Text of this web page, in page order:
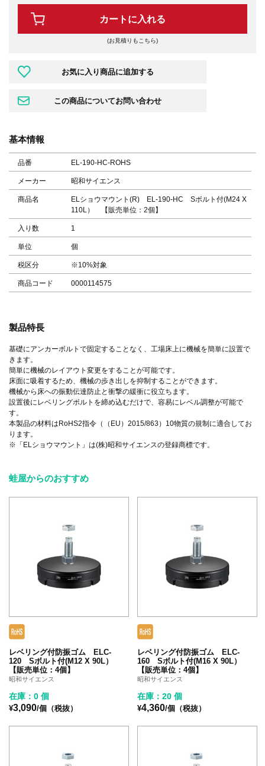
カートに入れる
(お見積りもこちら)
基本情報
品番 EL-190-HC-ROHS
メーカー 昭和サイエンス
商品名
ELショウマウント(R) EL-190-HC Sボルト付(M24 X
110L） 【販売単位：2個】
入り数 1
単位 個
税区分 ※10%対象
商品コード 0000114575
製品特長
基礎にアンカーボルトで固定することなく、工場床上に機械を簡単に設置で
きます。
簡単に機械のレイアウト変更をすることが可能です。
床面に吸着するため、機械の歩き出しを抑制することができます。
機械から床への振動伝達防止と衝撃の緩衝に役立ちます。
設置後にレベリングボルトを締め込むだけで、容易にレベル調整が可能で
す。
本製品の材料はRoHS2指令（（EU）2015/863）10物質の規制に適合してお
ります。
※「ELショウマウント」は(株)昭和サイエンスの登録商標です。
蛙屋からのおすすめ
レベリング付防振ゴム ELC-
120 Sボルト付(M12 X 90L）
【販売単位：4個】
昭和サイエンス
在庫：0 個
¥3,090/個（税抜）
レベリング付防振ゴム ELC-
160 Sボルト付(M16 X 90L）
【販売単位：4個】
昭和サイエンス
在庫：20 個
¥4,360/個（税抜）